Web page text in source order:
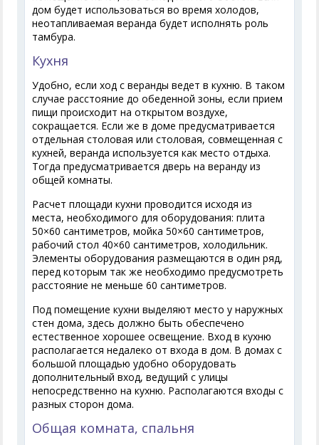
дом будет использоваться во время холодов,
неотапливаемая веранда будет исполнять роль
тамбура.
Кухня
Удобно, если ход с веранды ведет в кухню. В таком
случае расстояние до обеденной зоны, если прием
пищи происходит на открытом воздухе,
сокращается. Если же в доме предусматривается
отдельная столовая или столовая, совмещенная с
кухней, веранда используется как место отдыха.
Тогда предусматривается дверь на веранду из
общей комнаты.
Расчет площади кухни проводится исходя из
места, необходимого для оборудования: плита
50×60 сантиметров, мойка 50×60 сантиметров,
рабочий стол 40×60 сантиметров, холодильник.
Элементы оборудования размещаются в один ряд,
перед которым так же необходимо предусмотреть
расстояние не меньше 60 сантиметров.
Под помещение кухни выделяют место у наружных
стен дома, здесь должно быть обеспечено
естественное хорошее освещение. Вход в кухню
располагается недалеко от входа в дом. В домах с
большой площадью удобно оборудовать
дополнительный вход, ведущий с улицы
непосредственно на кухню. Располагаются входы с
разных сторон дома.
Общая комната, спальня